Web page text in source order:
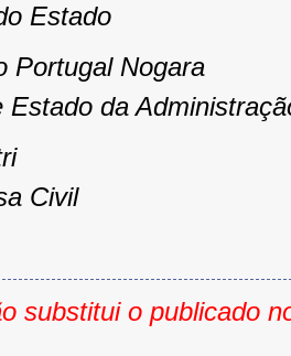
Estado
Portugal Nogara
Estado da
Civil
substitui o publicado